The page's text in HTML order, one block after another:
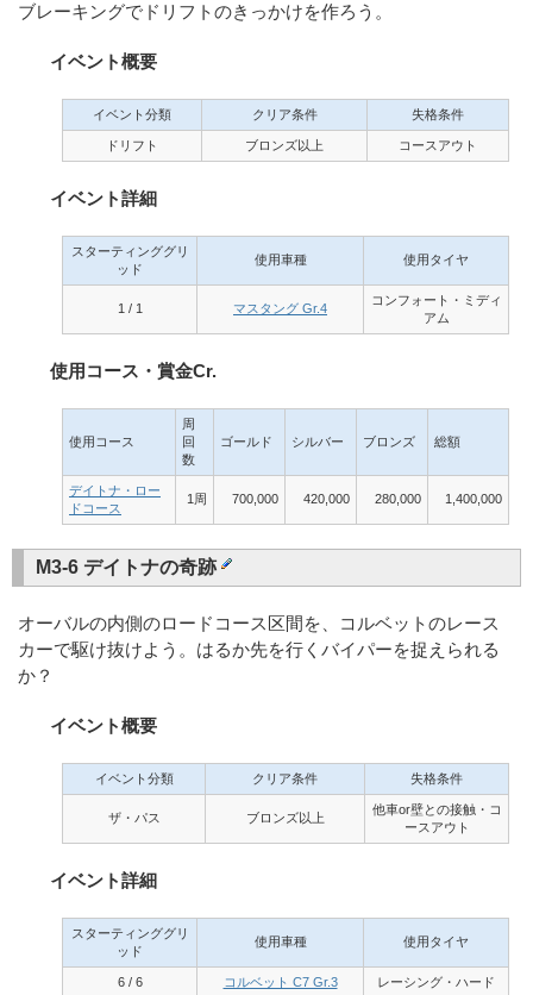
ブレーキングでドリフトのきっかけを作ろう。
イベント概要
イベント分類 クリア条件 失格条件
ドリフト ブロンズ以上 コースアウト
イベント詳細
スターティンググリ
ッド
使用車種 使用タイヤ
1 / 1 マスタング Gr.4
コンフォート・ミディ
アム
使用コース・賞金Cr.
使用コース
周
回
数
ゴールド シルバー ブロンズ 総額
デイトナ・ロー
ドコース
1周 700,000 420,000 280,000 1,400,000
M3-6 デイトナの奇跡
オーバルの内側のロードコース区間を、コルベットのレース
カーで駆け抜けよう。はるか先を行くバイパーを捉えられる
か？
イベント概要
イベント分類 クリア条件 失格条件
ザ・パス ブロンズ以上
他車or壁との接触・コ
ースアウト
イベント詳細
スターティンググリ
ッド
使用車種 使用タイヤ
6 / 6 コルベット C7 Gr.3 レーシング・ハード